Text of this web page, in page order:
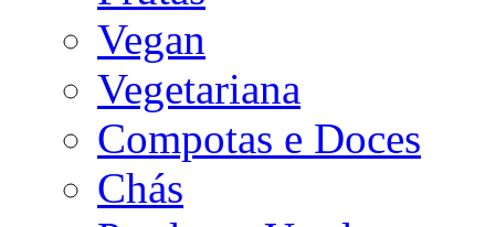
Vegan
Vegetariana
Compotas e Doces
Chás